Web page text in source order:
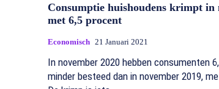
Consumptie huishoudens krimpt in
met 6,5 procent
Economisch 21 Januari 2021
In november 2020 hebben consumenten
minder besteed dan in november 2019,